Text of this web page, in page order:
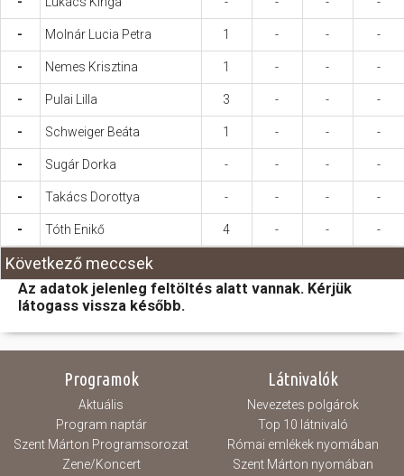
- Molnár Lucia Petra 1 - - -
- Nemes Krisztina 1 - - -
- Pulai Lilla 3 - - -
- Schweiger Beáta 1 - - -
- Sugár Dorka - - - -
- Takács Dorottya - - - -
- Tóth Enikő 4 - - -
Következő meccsek
Az adatok jelenleg feltöltés alatt vannak. Kérjük
látogass vissza később.
Programok
Aktuális
Program naptár
Szent Márton Programsorozat
Zene/Koncert
Látnivalók
Nevezetes polgárok
Top 10 látnivaló
Római emlékek nyomában
Szent Márton nyomában